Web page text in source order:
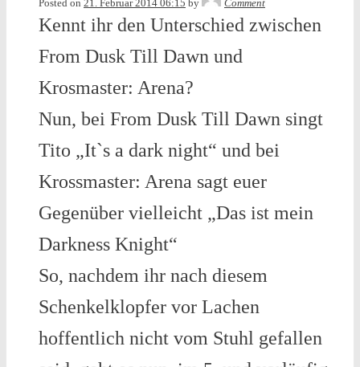
Posted on 21. Februar 2014 06:15 by Comment
Kennt ihr den Unterschied zwischen
From Dusk Till Dawn und
Krosmaster: Arena?
Nun, bei From Dusk Till Dawn singt
Tito „It`s a dark night“ und bei
Krossmaster: Arena sagt euer
Gegenüber vielleicht „Das ist mein
Darkness Knight“
So, nachdem ihr nach diesem
Schenkelklopfer vor Lachen
hoffentlich nicht vom Stuhl gefallen